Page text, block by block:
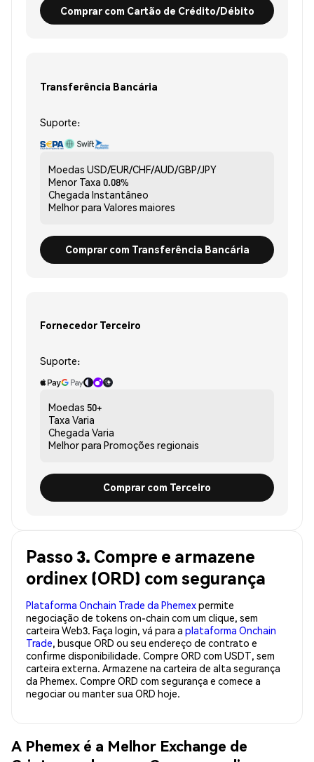
Comprar com Cartão de Crédito/Débito
Transferência Bancária
Suporte:
Moedas USD/EUR/CHF/AUD/GBP/JPY
Menor Taxa 0.08%
Chegada Instantâneo
Melhor para Valores maiores
Comprar com Transferência Bancária
Fornecedor Terceiro
Suporte:
Moedas 50+
Taxa Varia
Chegada Varia
Melhor para Promoções regionais
Comprar com Terceiro
Passo 3. Compre e armazene
ordinex (ORD) com segurança
Plataforma Onchain Trade da Phemexpermite
negociação de tokens on-chain com um clique, sem
carteira Web3. Faça login, vá para a plataforma Onchain
Trade, busque ORD ou seu endereço de contrato e
confirme disponibilidade. Compre ORD com USDT, sem
carteira externa. Armazene na carteira de alta segurança
da Phemex. Compre ORD com segurança e comece a
negociar ou manter sua ORD hoje.
A Phemex é a Melhor Exchange de